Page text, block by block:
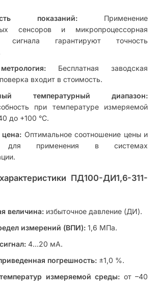
показаний: Применение
сенсоров и микропроцессорная
сигнала гарантируют точность
Бесплатная заводская
входит в стоимость.
температурный диапазон:
при температуре измеряемой
до +100 °С.
цена: Оптимальное соотношение цены и
для применения в системах
ПД100-ДИ1,6-311-
величина: избыточное давление (ДИ).
измерений (ВПИ): 1,6 МПа.
4…20 мА.
погрешность: ±1,0 %.
измеряемой среды: от –40